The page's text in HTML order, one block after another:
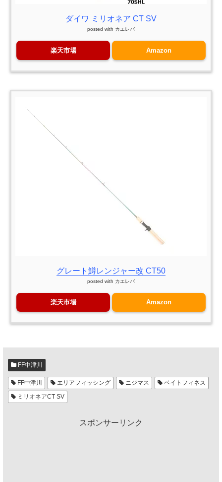
ダイワ ミリオネア CT SV
posted with カエレバ
楽天市場 Amazon
グレート鱒レンジャー改 CT50
posted with カエレバ
楽天市場 Amazon
FF中津川
FF中津川 エリアフィッシング ニジマス
ベイトフィネス
ミリオネアCT SV
スポンサーリンク